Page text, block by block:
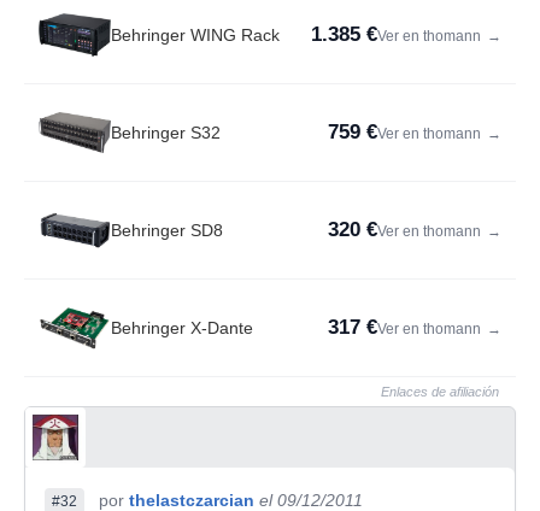
Behringer WING Rack 1.385 €Ver en thomann →
Behringer S32 759 €Ver en thomann →
Behringer SD8 320 €Ver en thomann →
Behringer X-Dante 317 €Ver en thomann →
Enlaces de afiliación
#32 por thelastczarcian el 09/12/2011